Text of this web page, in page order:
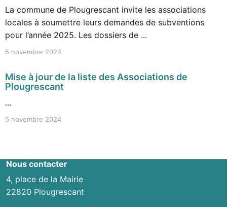
La commune de Plougrescant invite les associations
locales à soumettre leurs demandes de subventions
pour l’année 2025. Les dossiers de ...
5 novembre 2024
Mise à jour de la liste des Associations de
Plougrescant
...
5 novembre 2024
Nous contacter
4, place de la Mairie
22820 Plougrescant